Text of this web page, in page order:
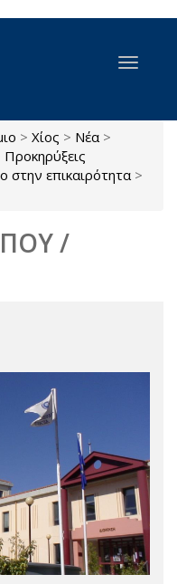
Toggle
> Χίος > Νέα >
Προκηρύξεις
στην επικαιρότητα >
/